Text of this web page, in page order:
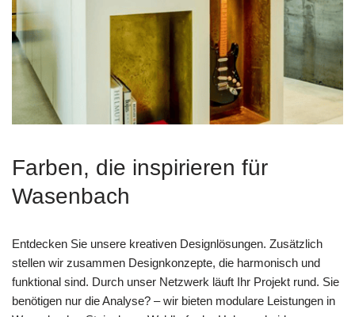
Farben, die inspirieren für
Wasenbach
Entdecken Sie unsere kreativen Designlösungen. Zusätzlich
stellen wir zusammen Designkonzepte, die harmonisch und
funktional sind. Durch unser Netzwerk läuft Ihr Projekt rund. Sie
benötigen nur die Analyse? – wir bieten modulare Leistungen in